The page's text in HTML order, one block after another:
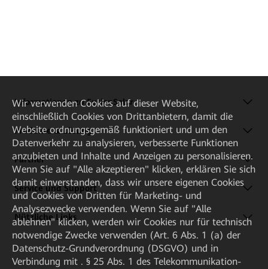
Informationen zu FusionSolar
Produkte & Lösung
Partner
Service und Support
Nützliche Links
Wir verwenden Cookies auf dieser Website,
einschließlich Cookies von Drittanbietern, damit die
Website ordnungsgemäß funktioniert und um den
Datenverkehr zu analysieren, verbesserte Funktionen
anzubieten und Inhalte und Anzeigen zu personalisieren.
Wenn Sie auf "Alle akzeptieren" klicken, erklären Sie sich
damit einverstanden, dass wir unsere eigenen Cookies
und Cookies von Dritten für Marketing- und
Analysezwecke verwenden. Wenn Sie auf "Alle
ablehnen" klicken, werden wir Cookies nur für technisch
notwendige Zwecke verwenden (Art. 6 Abs. 1 (a) der
Datenschutz-Grundverordnung (DSGVO) und in
Verbindung mit . § 25 Abs. 1 des Telekommunikation-